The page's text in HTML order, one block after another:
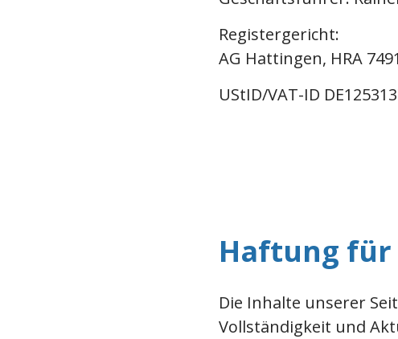
Registergericht:
AG Hattingen, HRA
UStID/VAT-ID
Haftung
Die Inhalte unserer
Vollständigkeit und